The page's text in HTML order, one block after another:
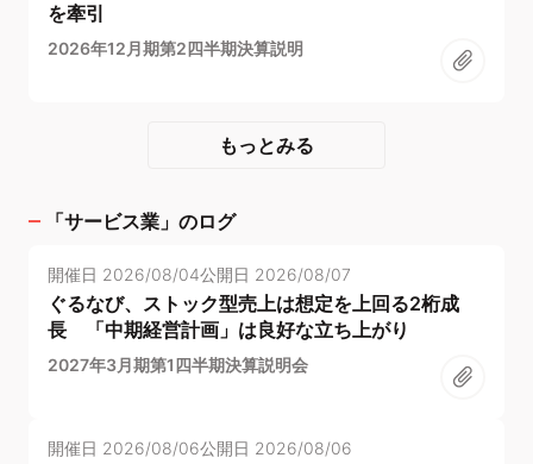
を牽引
2026年12月期第2四半期決算説明
もっとみる
「サービス業 」のログ
開催日 2026/08/04公開日 2026/08/07
ぐるなび、ストック型売上は想定を上回る2桁成
長 「中期経営計画」は良好な立ち上がり
2027年3月期第1四半期決算説明会
開催日 2026/08/06公開日 2026/08/06